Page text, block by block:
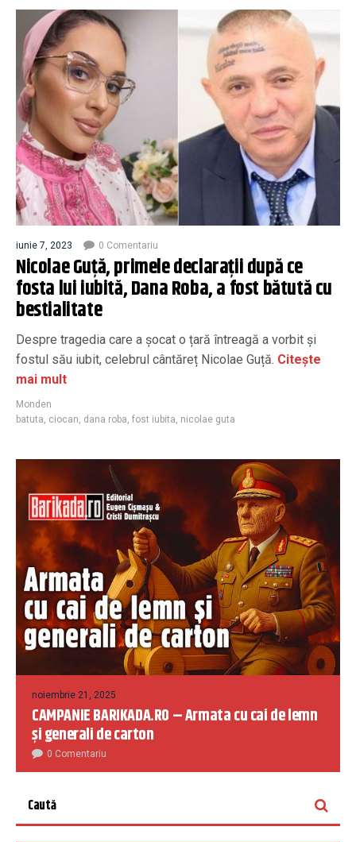
iunie 7, 2023 0 Comentariu
Nicolae Guță, primele declarații după ce
fosta lui iubită, Dana Roba, a fost bătută cu
bestialitate
Despre tragedia care a șocat o țară întreagă a vorbit și
fostul său iubit, celebrul cântăreț Nicolae Guță. Citește
mai mult
Monden
batuta, ciocan, dana roba, fost iubita, nicolae guta
noiembrie 21, 2025
CAMPANIE BARIKADA.RO – Armata cu cai de lemn
și generali de carton
0 Comentariu